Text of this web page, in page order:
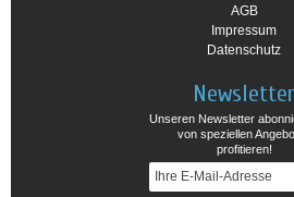
AGB
Impressum
Datenschutz
Newsletter
Unseren Newsletter
von speziellen
profitieren!